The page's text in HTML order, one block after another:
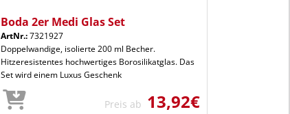
Boda 2er Medi Glas Set
ArtNr.:7321927
Doppelwandige, isolierte 200 ml Becher.
Hitzeresistentes hochwertiges Borosilikatglas. Das
Set wird einem Luxus Geschenk
Preis ab 13,92€